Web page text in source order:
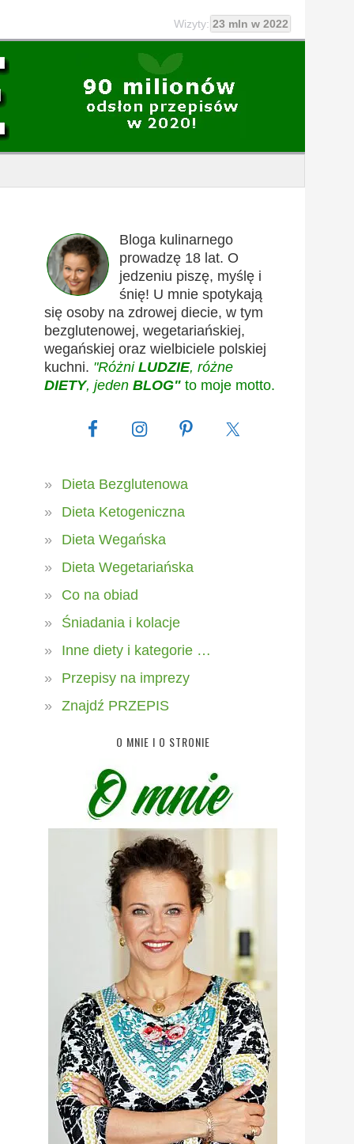
Wizyty: 23 mln w 2022
Bloga kulinarnego
prowadzę 18 lat. O
jedzeniu piszę, myślę i
śnię! U mnie spotykają
się osoby na zdrowej diecie, w tym
bezglutenowej, wegetariańskiej,
wegańskiej oraz wielbiciele polskiej
kuchni. "Różni LUDZIE, różne
DIETY, jeden BLOG" to moje motto.
Dieta Bezglutenowa
Dieta Ketogeniczna
Dieta Wegańska
Dieta Wegetariańska
Co na obiad
Śniadania i kolacje
Inne diety i kategorie …
Przepisy na imprezy
Znajdź PRZEPIS
O MNIE I O STRONIE